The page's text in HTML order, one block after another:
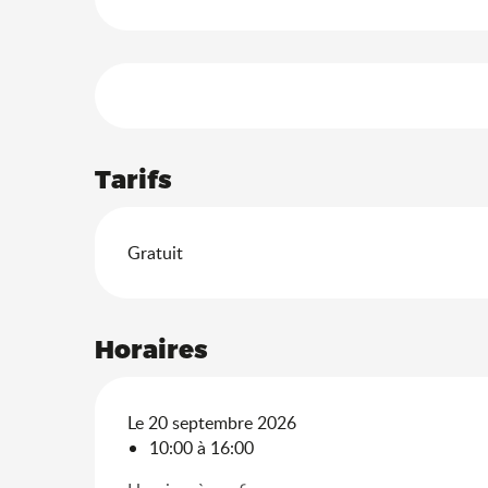
Tarifs
Gratuit
Horaires
Le 20 septembre 2026
10:00 à 16:00